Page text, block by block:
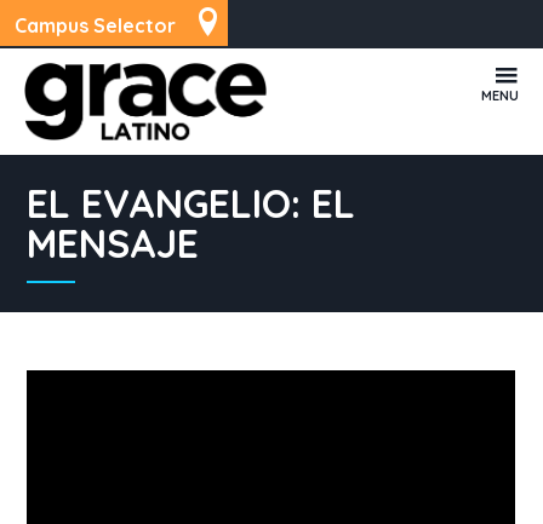
Campus Selector
MENU
EL EVANGELIO: EL
MENSAJE